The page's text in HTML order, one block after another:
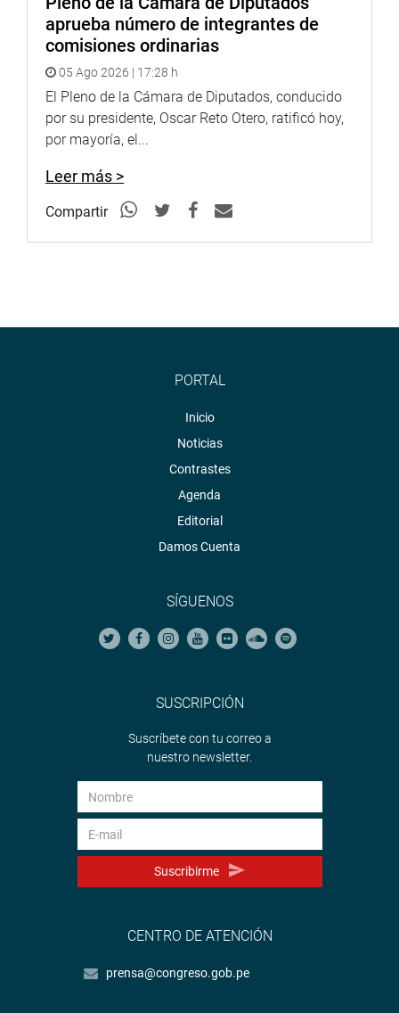
aprueba número de integrantes de
comisiones ordinarias
05 Ago 2026 | 17:28 h
El Pleno de la Cámara de Diputados, conducido
por su presidente, Oscar Reto Otero, ratificó hoy,
por mayoría, el...
Leer más >
Compartir
PORTAL
Inicio
Noticias
Contrastes
Agenda
Editorial
Damos Cuenta
SÍGUENOS
SUSCRIPCIÓN
Suscríbete con tu correo a
nuestro newsletter.
Suscribirme
CENTRO DE ATENCIÓN
prensa@congreso.gob.pe